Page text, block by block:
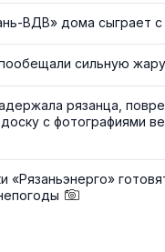
ВДВ» дома сыграет с
сильную
рязанца,
с фотографиями
«Рязаньэнерго»